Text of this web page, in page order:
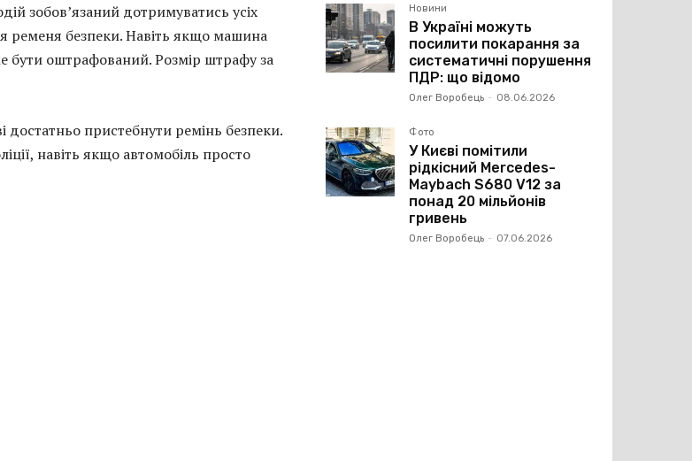
зобов’язаний дотримуватись усіх
ременя безпеки. Навіть якщо машина
бути оштрафований. Розмір штрафу за
пристебнути ремінь безпеки.
навіть якщо автомобіль просто
Новини
В Україні можуть
посилити покарання за
систематичні порушення
ПДР: що відомо
Олег Воробець - 08.06.2026
Фото
У Києві помітили
рідкісний Mercedes-
Maybach S680 V12 за
понад 20 мільйонів
гривень
Олег Воробець - 07.06.2026